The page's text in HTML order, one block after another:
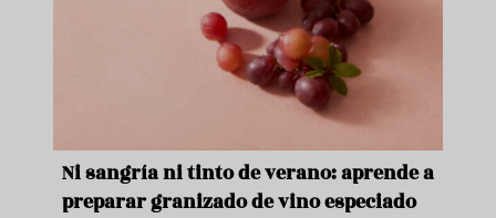
Ni sangría ni tinto de verano: aprende a
preparar granizado de vino especiado